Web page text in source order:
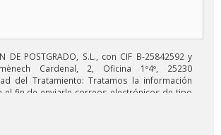
DE POSTGRADO, S.L., con CIF B-25842592 y
Cardenal, 2, Oficina 1º4º, 25230
del Tratamiento: Tratamos la información
el fin de enviarle correos electrónicos de tipo
con los productos ofrecidos y otros tipo
fueran de su interés. Legitimación del
del interesado. Derechos: Puede